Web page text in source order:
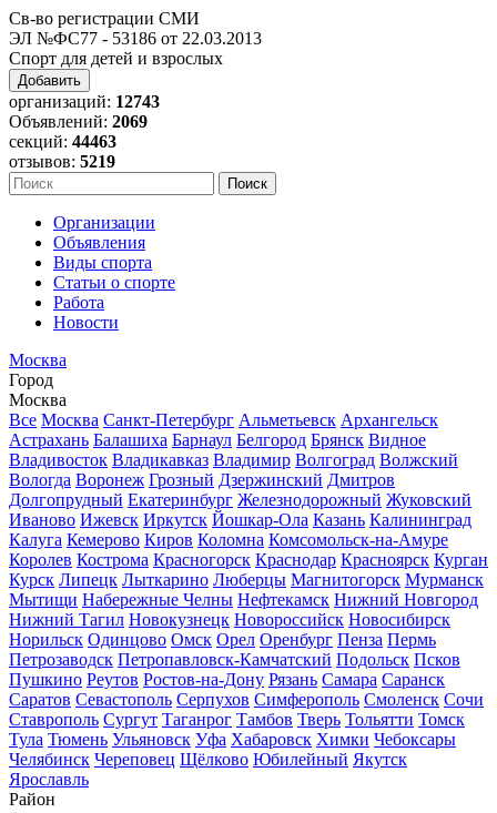
Св-во регистрации СМИ
ЭЛ №ФС77 - 53186 от 22.03.2013
Спорт для детей и взрослых
Добавить
организаций: 12743
Объявлений: 2069
секций: 44463
отзывов: 5219
Организации
Объявления
Виды спорта
Статьи о спорте
Работа
Новости
Москва
Город
Москва
Все Москва Санкт-Петербург Альметьевск Архангельск
Астрахань Балашиха Барнаул Белгород Брянск Видное
Владивосток Владикавказ Владимир Волгоград Волжский
Вологда Воронеж Грозный Дзержинский Дмитров
Долгопрудный Екатеринбург Железнодорожный Жуковский
Иваново Ижевск Иркутск Йошкар-Ола Казань Калининград
Калуга Кемерово Киров Коломна Комсомольск-на-Амуре
Королев Кострома Красногорск Краснодар Красноярск Курган
Курск Липецк Лыткарино Люберцы Магнитогорск Мурманск
Мытищи Набережные Челны Нефтекамск Нижний Новгород
Нижний Тагил Новокузнецк Новороссийск Новосибирск
Норильск Одинцово Омск Орел Оренбург Пенза Пермь
Петрозаводск Петропавловск-Камчатский Подольск Псков
Пушкино Реутов Ростов-на-Дону Рязань Самара Саранск
Саратов Севастополь Серпухов Симферополь Смоленск Сочи
Ставрополь Сургут Таганрог Тамбов Тверь Тольятти Томск
Тула Тюмень Ульяновск Уфа Хабаровск Химки Чебоксары
Челябинск Череповец Щёлково Юбилейный Якутск
Ярославль
Район